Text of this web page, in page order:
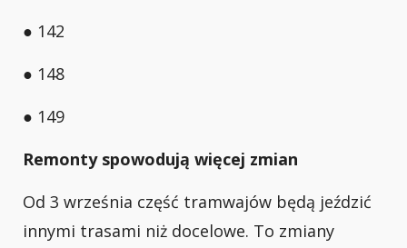
● 142
● 148
● 149
Remonty spowodują więcej zmian
Od 3 września część tramwajów będą jeździć
innymi trasami niż docelowe. To zmiany